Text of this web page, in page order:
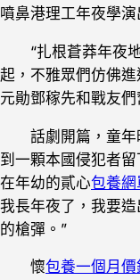
噴鼻港理工年夜學
“扎根蒼莽年夜地
起，不雅眾們仿佛
元勛鄧稼先和戰友
話劇開篇，童年
到一顆本國侵犯者
在年幼的貳心包養網
我長年夜了，我要
的槍彈。”
懷包養一個月價